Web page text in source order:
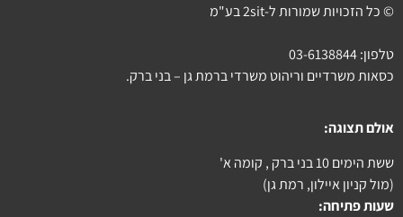
© כל הזכויות שמורות ל-2sit בע"מ
טלפון:03-6138844
כסאות משרדיים וריהוט משרדי ברמת גן – בני ברק.
אולם תצוגה:
ששת הימים 10 בני ברק , קומה א'
(מול קניון איילון, רמת גן)
שעות פתיחה: